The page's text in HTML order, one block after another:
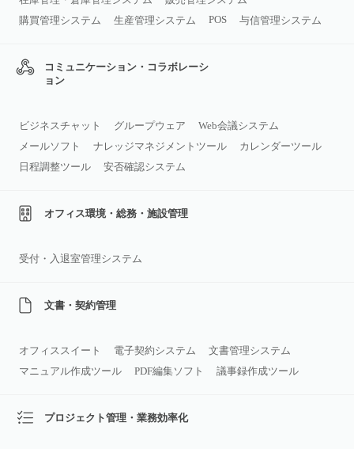
購買管理システム
生産管理システム POS 与信管理システム
コミュニケーション・コラボレーシ
ョン
ビジネスチャット グループウェア
Web会議システム
メールソフト
ナレッジマネジメントツール
カレンダーツール
日程調整ツール
安否確認システム
オフィス環境・総務・施設管理
受付・入退室管理システム
文書・契約管理
オフィススイート 電子契約システム
文書管理システム
マニュアル作成ツール
PDF編集ソフト 議事録作成ツール
プロジェクト管理・業務効率化